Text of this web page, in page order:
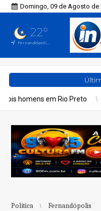
Domingo, 09 de Agosto de
22°
Fernandópolis, SP
Geral Duas
Política Fernandópolis